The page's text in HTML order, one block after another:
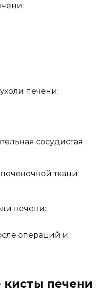
печени:
сосудистая
ткани
печени:
операций и
кисты печени